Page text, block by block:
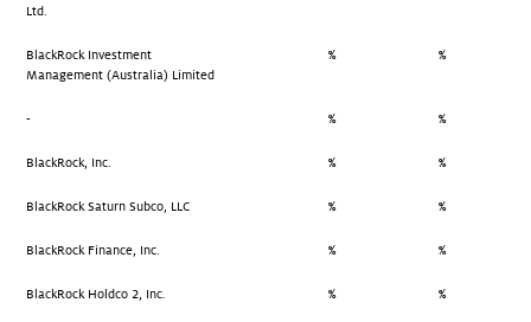
Ltd.
BlackRock Investment
Management (Australia) Limited
% %
- % %
BlackRock, Inc. % %
BlackRock Saturn Subco, LLC % %
BlackRock Finance, Inc. % %
BlackRock Holdco 2, Inc. % %